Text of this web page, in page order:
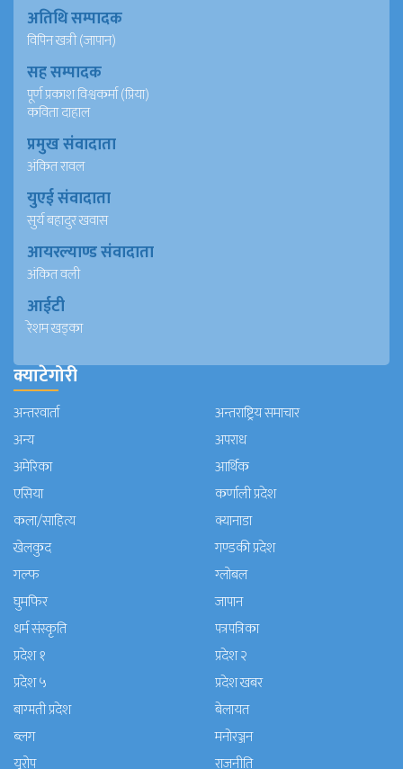
अतिथि सम्पादक
विपिन खत्री (जापान)
सह सम्पादक
पूर्ण प्रकाश विश्वकर्मा (प्रिया)
कविता दाहाल
प्रमुख संवादाता
अंकित रावल
युएई संवादाता
सुर्य बहादुर खवास
आयरल्याण्ड संवादाता
अंकित वली
आईटी
रेशम खड्का
क्याटेगोरी
अन्तरवार्ता
अन्तराष्ट्रिय समाचार
अन्य
अपराध
अमेरिका
आर्थिक
एसिया
कर्णाली प्रदेश
कला/साहित्य
क्यानाडा
खेलकुद
गण्डकी प्रदेश
गल्फ
ग्लोबल
घुमफिर
जापान
धर्म संस्कृति
पत्रपत्रिका
प्रदेश १
प्रदेश २
प्रदेश ५
प्रदेश खबर
बाग्मती प्रदेश
बेलायत
ब्लग
मनाेरञ्जन
यूरोप
राजनीति